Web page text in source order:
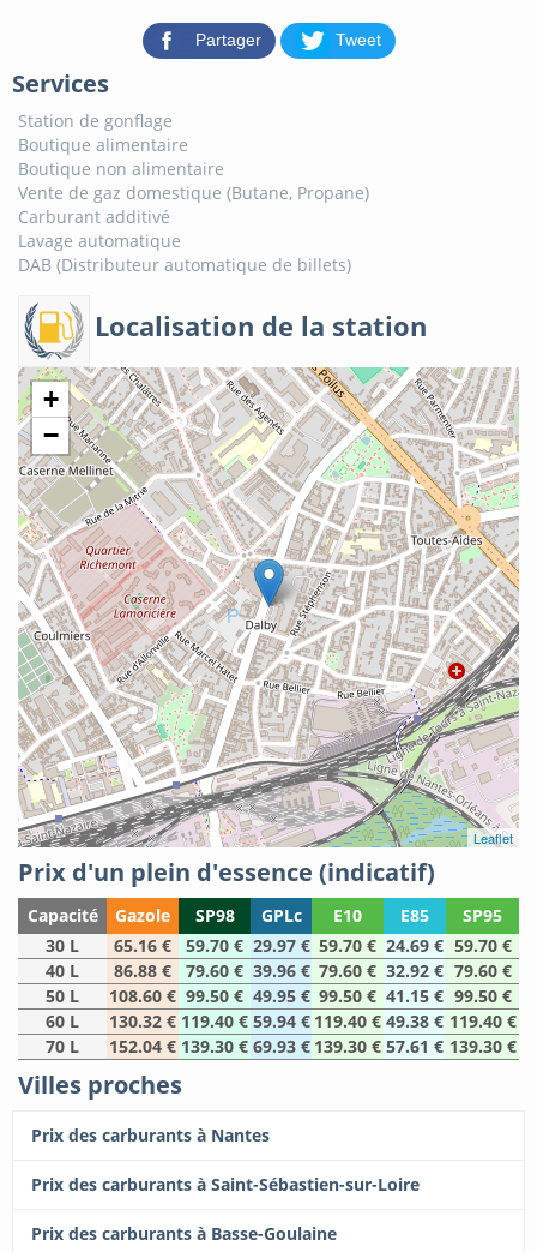
Partager Tweet
Services
Station de gonflage
Boutique alimentaire
Boutique non alimentaire
Vente de gaz domestique (Butane, Propane)
Carburant additivé
Lavage automatique
DAB (Distributeur automatique de billets)
Localisation de la station
+
−
Leaflet
Prix d'un plein d'essence (indicatif)
Capacité Gazole SP98 GPLc E10 E85
SP95
30 L
65.16 € 59.70 € 29.97 € 59.70 € 24.69 € 59.70 €
40 L
86.88 € 79.60 € 39.96 € 79.60 € 32.92 € 79.60 €
50 L
108.60 € 99.50 € 49.95 € 99.50 € 41.15 € 99.50 €
60 L
130.32 € 119.40 € 59.94 € 119.40 € 49.38 € 119.40 €
70 L
152.04 € 139.30 € 69.93 € 139.30 € 57.61 € 139.30 €
Villes proches
Prix des carburants à Nantes
Prix des carburants à Saint-Sébastien-sur-Loire
Prix des carburants à Basse-Goulaine